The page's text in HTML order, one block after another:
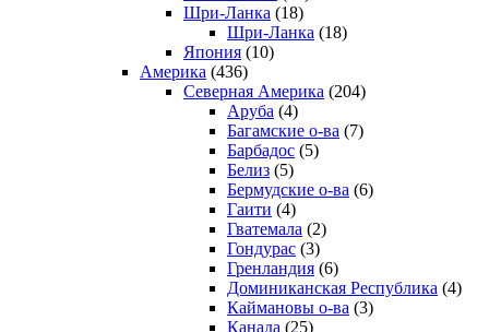
Шри-Ланка (18)
Шри-Ланка (18)
Япония (10)
Америка (436)
Северная Америка (204)
Аруба (4)
Багамские о-ва (7)
Барбадос (5)
Белиз (5)
Бермудские о-ва (6)
Гаити (4)
Гватемала (2)
Гондурас (3)
Гренландия (6)
Доминиканская Республика (4)
Каймановы о-ва (3)
Канада (25)